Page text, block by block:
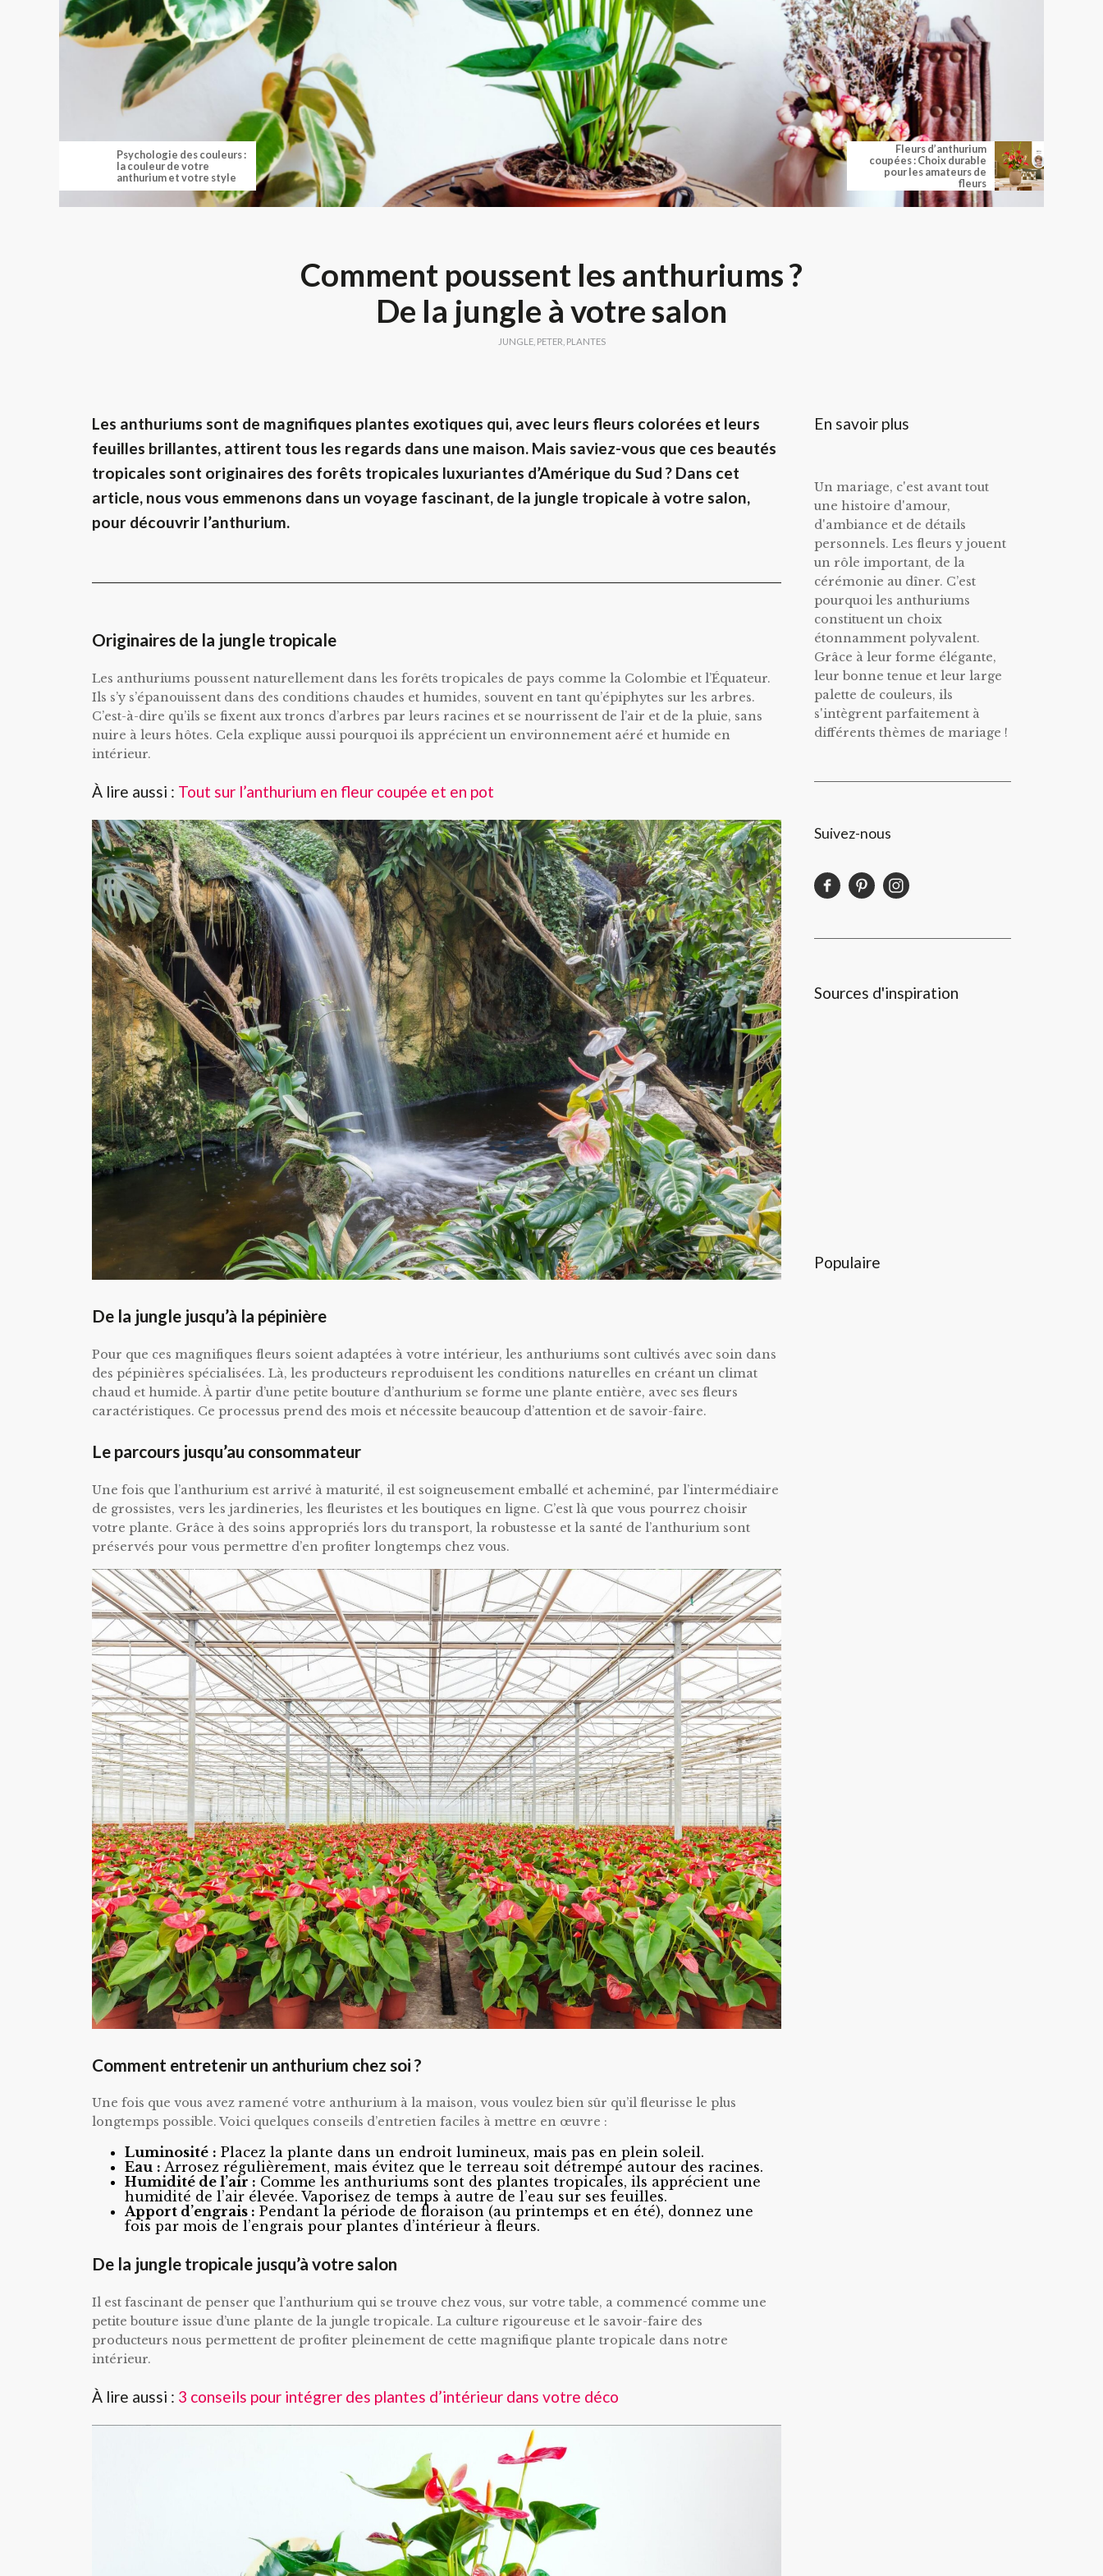
Fleurs d’anthurium
coupées : Choix durable
pour les amateurs de
fleurs
Psychologie des couleurs :
la couleur de votre
anthurium et votre style
Comment poussent les anthuriums ?
De la jungle à votre salon
JUNGLE, PETER PLANTES
Les anthuriums sont de magnifiques plantes exotiques qui, avec leurs fleurs colorées et leurs
feuilles brillantes, attirent tous les regards dans une maison. Mais saviez-vous que ces beautés
tropicales sont originaires des forêts tropicales luxuriantes d’Amérique du Sud ? Dans cet
article, nous vous emmenons dans un voyage fascinant, de la jungle tropicale à votre salon,
pour découvrir l’anthurium.
Originaires de la jungle tropicale
Les anthuriums poussent naturellement dans les forêts tropicales de pays comme la Colombie et l’Équateur.
Ils s’y s’épanouissent dans des conditions chaudes et humides, souvent en tant qu’épiphytes sur les arbres.
C’est-à-dire qu’ils se fixent aux troncs d’arbres par leurs racines et se nourrissent de l’air et de la pluie, sans
nuire à leurs hôtes. Cela explique aussi pourquoi ils apprécient un environnement aéré et humide en
intérieur.
À lire aussi : Tout sur l’anthurium en fleur coupée et en pot
De la jungle jusqu’à la pépinière
Pour que ces magnifiques fleurs soient adaptées à votre intérieur, les anthuriums sont cultivés avec soin dans
des pépinières spécialisées. Là, les producteurs reproduisent les conditions naturelles en créant un climat
chaud et humide. À partir d’une petite bouture d’anthurium se forme une plante entière, avec ses fleurs
caractéristiques. Ce processus prend des mois et nécessite beaucoup d’attention et de savoir-faire.
Le parcours jusqu’au consommateur
Une fois que l’anthurium est arrivé à maturité, il est soigneusement emballé et acheminé, par l’intermédiaire
de grossistes, vers les jardineries, les fleuristes et les boutiques en ligne. C’est là que vous pourrez choisir
votre plante. Grâce à des soins appropriés lors du transport, la robustesse et la santé de l’anthurium sont
préservés pour vous permettre d’en profiter longtemps chez vous.
Comment entretenir un anthurium chez soi ?
Une fois que vous avez ramené votre anthurium à la maison, vous voulez bien sûr qu’il fleurisse le plus
longtemps possible. Voici quelques conseils d’entretien faciles à mettre en œuvre :
Luminosité : Placez la plante dans un endroit lumineux, mais pas en plein soleil.
Eau : Arrosez régulièrement, mais évitez que le terreau soit détrempé autour des racines.
Humidité de l’air : Comme les anthuriums sont des plantes tropicales, ils apprécient une
humidité de l’air élevée. Vaporisez de temps à autre de l’eau sur ses feuilles.
Apport d’engrais : Pendant la période de floraison (au printemps et en été), donnez une
fois par mois de l’engrais pour plantes d’intérieur à fleurs.
De la jungle tropicale jusqu’à votre salon
Il est fascinant de penser que l’anthurium qui se trouve chez vous, sur votre table, a commencé comme une
petite bouture issue d’une plante de la jungle tropicale. La culture rigoureuse et le savoir-faire des
producteurs nous permettent de profiter pleinement de cette magnifique plante tropicale dans notre
intérieur.
À lire aussi : 3 conseils pour intégrer des plantes d’intérieur dans votre déco
En savoir plus
Un mariage, c'est avant tout
une histoire d'amour,
d'ambiance et de détails
personnels. Les fleurs y jouent
un rôle important, de la
cérémonie au dîner. C’est
pourquoi les anthuriums
constituent un choix
étonnamment polyvalent.
Grâce à leur forme élégante,
leur bonne tenue et leur large
palette de couleurs, ils
s'intègrent parfaitement à
différents thèmes de mariage !
Suivez-nous
Sources d'inspiration
Populaire